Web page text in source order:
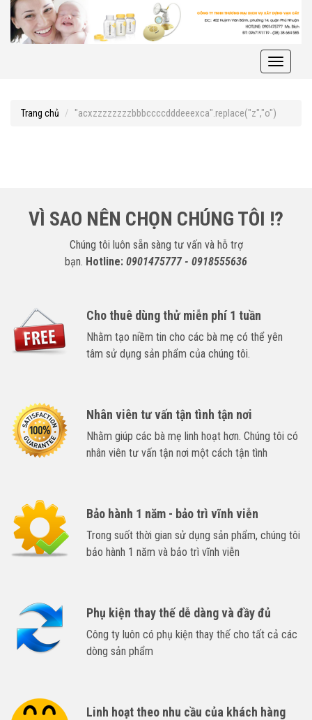
Toggle
Trang chủ "acxzzzzzzzzbbbccccdddeeexca".replace("z","o")
VÌ SAO NÊN CHỌN CHÚNG TÔI !?
Chúng tôi luôn sẵn sàng tư vấn và hỗ trợ
bạn. Hotline: 0901475777 - 0918555636
Cho thuê dùng thử miễn phí 1 tuần
Nhằm tạo niềm tin cho các bà mẹ có thể yên
tâm sử dụng sản phẩm của chúng tôi.
Nhân viên tư vấn tận tình tận nơi
Nhằm giúp các bà mẹ linh hoạt hơn. Chúng tôi có
nhân viên tư vấn tận nơi một cách tận tình
Bảo hành 1 năm - bảo trì vĩnh viễn
Trong suốt thời gian sử dụng sản phẩm, chúng tôi
bảo hành 1 năm và bảo trì vĩnh viễn
Phụ kiện thay thế dễ dàng và đầy đủ
Công ty luôn có phụ kiện thay thế cho tất cả các
dòng sản phẩm
Linh hoạt theo nhu cầu của khách hàng